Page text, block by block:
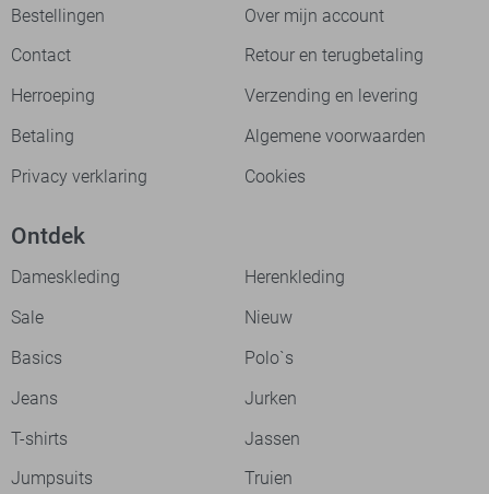
Bestellingen
Over mijn account
Contact
Retour en terugbetaling
Herroeping
Verzending en levering
Betaling
Algemene voorwaarden
Privacy verklaring
Cookies
Ontdek
Dameskleding
Herenkleding
Sale
Nieuw
Basics
Polo`s
Jeans
Jurken
T-shirts
Jassen
Jumpsuits
Truien